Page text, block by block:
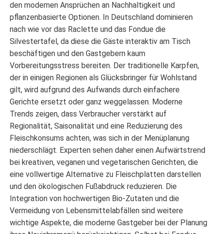
den modernen Ansprüchen an Nachhaltigkeit und
pflanzenbasierte Optionen. In Deutschland dominieren
nach wie vor das Raclette und das Fondue die
Silvestertafel, da diese die Gäste interaktiv am Tisch
beschäftigen und den Gastgebern kaum
Vorbereitungsstress bereiten. Der traditionelle Karpfen,
der in einigen Regionen als Glücksbringer für Wohlstand
gilt, wird aufgrund des Aufwands durch einfachere
Gerichte ersetzt oder ganz weggelassen. Moderne
Trends zeigen, dass Verbraucher verstärkt auf
Regionalität, Saisonalität und eine Reduzierung des
Fleischkonsums achten, was sich in der Menüplanung
niederschlägt. Experten sehen daher einen Aufwärtstrend
bei kreativen, veganen und vegetarischen Gerichten, die
eine vollwertige Alternative zu Fleischplatten darstellen
und den ökologischen Fußabdruck reduzieren. Die
Integration von hochwertigen Bio-Zutaten und die
Vermeidung von Lebensmittelabfällen sind weitere
wichtige Aspekte, die moderne Gastgeber bei der Planung